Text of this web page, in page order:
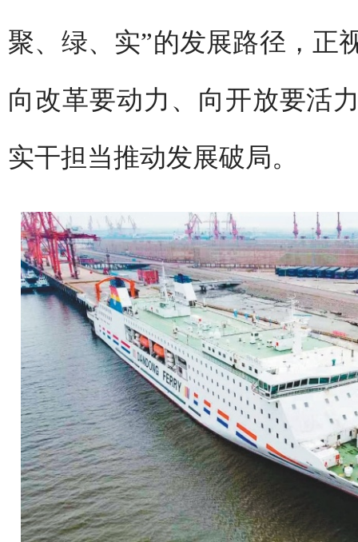
聚、绿、实”的发展路径，正
向改革要动力、向开放要活
实干担当推动发展破局。